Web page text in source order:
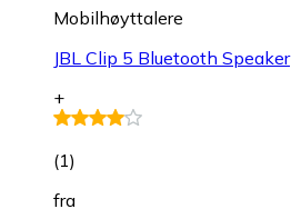
Mobilhøyttalere
JBL Clip 5 Bluetooth Speaker
+
(1)
fra